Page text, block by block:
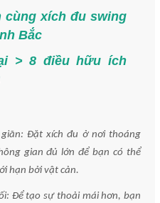
cùng xích đu swing
Bắc
> 8 điều hữu ích
Đặt xích đu ở nơi thoáng
gian đủ lớn để bạn có thể
hạn bởi vật cản.
Để tạo sự thoải mái hơn, bạn